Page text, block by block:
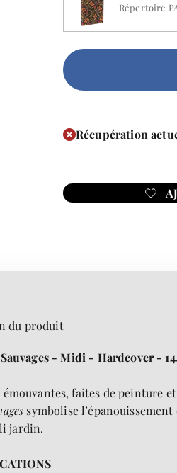
Répertoire
Récupération
du produit
- Midi - Hardcover -
faites de peinture
symbolise
jardin.